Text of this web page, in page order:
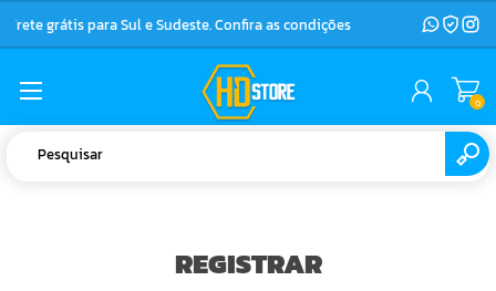
Frete grátis para Sul e Sudeste. Confira as condições
0
REGISTRAR